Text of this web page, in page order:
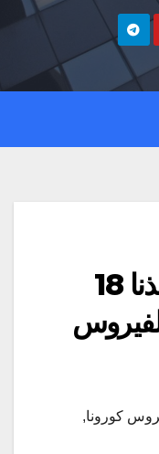
المصرف المتحد: اتخذنا 18
لفيروس
كورونا,